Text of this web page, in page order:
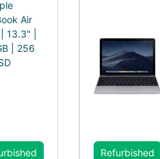
Refurbished